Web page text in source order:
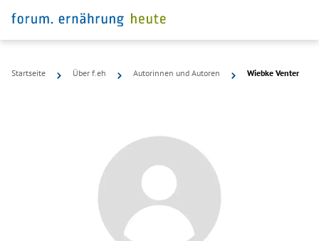
Startseite Über f.eh Autorinnen und Autoren Wiebke Venter